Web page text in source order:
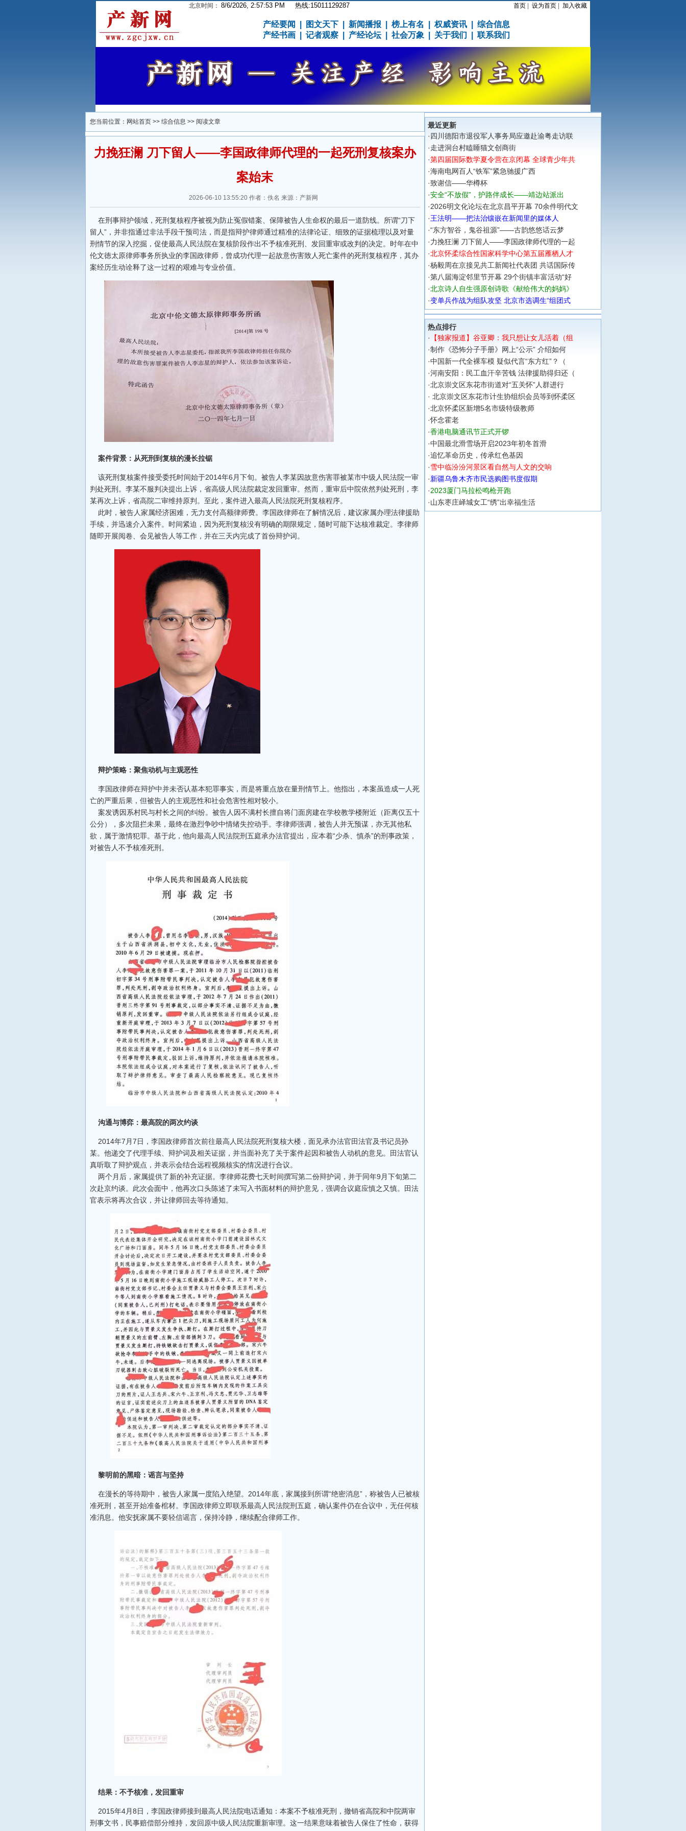
北京时间： 8/6/2026, 2:57:54 PM 热线:15011129287 首页 设为首页 加入收藏
产经要闻 图文天下 新闻播报 榜上有名 权威资讯
综合信息
产经书画
记者观察 产经论坛 社会万象 关于我们 联系我们
您当前位置： 网站首页>> 综合信息 >> 阅读文章
力挽狂澜 刀下留人——李国政律师代理的一起死刑复核案办
案始末
2026-06-10 13:55:20 作者：佚名 来源：产新网
在刑事辩护领域，死刑复核程序被视为防止冤假错案、保障被告人生命权的最后一道防线。所谓“刀下
留人”，并非指通过非法手段干预司法，而是指辩护律师通过精准的法律论证、细致的证据梳理以及对量
刑情节的深入挖掘，促使最高人民法院在复核阶段作出不予核准死刑、发回重审或改判的决定。时年在中
伦文徳太原律师事务所执业的李国政律师，曾成功代理一起故意伤害致人死亡案件的死刑复核程序，其办
案经历生动诠释了这一过程的艰难与专业价值。
案件背景：从死刑到复核的漫长拉锯
该死刑复核案件接受委托时间始于2014年6月下旬。被告人李某因故意伤害罪被某市中级人民法院一审
判处死刑。李某不服判决提出上诉，省高级人民法院裁定发回重审。然而，重审后中院依然判处死刑，李
某再次上诉，省高院二审维持原判。至此，案件进入最高人民法院死刑复核程序。
此时，被告人家属经济困难，无力支付高额律师费。李国政律师在了解情况后，建议家属办理法律援助
手续，并迅速介入案件。时间紧迫，因为死刑复核没有明确的期限规定，随时可能下达核准裁定。李律师
随即开展阅卷、会见被告人等工作，并在三天内完成了首份辩护词。
辩护策略：聚焦动机与主观恶性
李国政律师在辩护中并未否认基本犯罪事实，而是将重点放在量刑情节上。他指出，本案虽造成一人死
亡的严重后果，但被告人的主观恶性和社会危害性相对较小。
案发诱因系村民与村长之间的纠纷。被告人因不满村长擅自将门面房建在学校教学楼附近（距离仅五十
公分），多次阻拦未果，最终在激烈争吵中情绪失控动手。李律师强调，被告人并无预谋，亦无其他私
欲，属于激情犯罪。基于此，他向最高人民法院刑五庭承办法官提出，应本着“少杀、慎杀”的刑事政策，
对被告人不予核准死刑。
沟通与博弈：最高院的两次约谈
2014年7月7日，李国政律师首次前往最高人民法院死刑复核大楼，面见承办法官田法官及书记员孙
某。他递交了代理手续、辩护词及相关证据，并当面补充了关于案件起因和被告人动机的意见。田法官认
真听取了辩护观点，并表示会结合远程视频核实的情况进行合议。
两个月后，家属提供了新的补充证据。李律师花费七天时间撰写第二份辩护词，并于同年9月下旬第二
次赴京约谈。此次会面中，他再次口头陈述了未写入书面材料的辩护意见，强调合议庭应慎之又慎。田法
官表示将再次合议，并让律师回去等待通知。
黎明前的黑暗：谣言与坚持
在漫长的等待期中，被告人家属一度陷入绝望。2014年底，家属接到所谓“绝密消息”，称被告人已被核
准死刑，甚至开始准备棺材。李国政律师立即联系最高人民法院刑五庭，确认案件仍在合议中，无任何核
准消息。他安抚家属不要轻信谣言，保持冷静，继续配合律师工作。
结果：不予核准，发回重审
2015年4月8日，李国政律师接到最高人民法院电话通知：本案不予核准死刑，撤销省高院和中院两审
刑事文书，民事赔偿部分维持，发回原中级人民法院重新审理。这一结果意味着被告人保住了性命，获得
最近更新
·四川德阳市退役军人事务局应邀赴渝粤走访联
·走进洞台村瞌睡猫文创商街
·第四届国际数学夏令营在京闭幕 全球青少年共
·海南电网百人“铁军”紧急驰援广西
·致谢信——华樽杯
·安全“不放假”，护路伴成长——靖边站派出
·2026明文化论坛在北京昌平开幕 70余件明代文
·王法明——把法治镶嵌在新闻里的媒体人
·“东方智谷，鬼谷祖源”——古韵悠悠话云梦
·力挽狂澜 刀下留人——李国政律师代理的一起
·北京怀柔综合性国家科学中心第五届雁栖人才
·杨毅周在京接见共工新闻社代表团 共话国际传
·第八届海淀邻里节开幕 29个街镇丰富活动“好
·北京诗人自生强原创诗歌《献给伟大的妈妈》
·变单兵作战为组队攻坚 北京市选调生“组团式
热点排行
· 【独家报道】谷亚卿：我只想让女儿活着（组
·制作《恐怖分子手册》网上“公示” 介绍如何
·中国新一代全裸车模 疑似代言“东方红”？（
·河南安阳：民工血汗辛苦钱 法律援助得归还（
·北京崇文区东花市街道对“五关怀”人群进行
· 北京崇文区东花市计生协组织会员等到怀柔区
·北京怀柔区新增5名市级特级教师
·怀念霍老
·香港电脑通讯节正式开锣
·中国最北滑雪场开启2023年初冬首滑
·追忆革命历史，传承红色基因
·雪中临汾汾河景区看自然与人文的交响
·新疆乌鲁木齐市民选购图书度假期
·2023厦门马拉松鸣枪开跑
·山东枣庄峄城女工“绣”出幸福生活